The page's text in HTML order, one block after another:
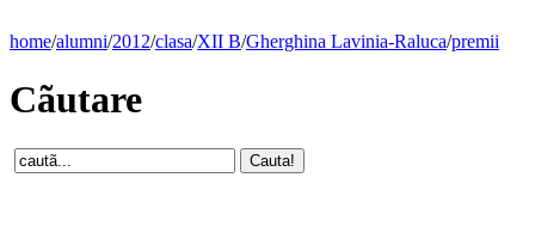
home/alumni/2012/clasa/XII B/Gherghina Lavinia-Raluca/premii
Cãutare